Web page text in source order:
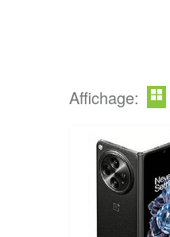
Affichage: